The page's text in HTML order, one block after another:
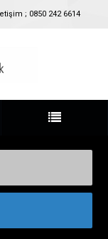
; 0850 242 6614